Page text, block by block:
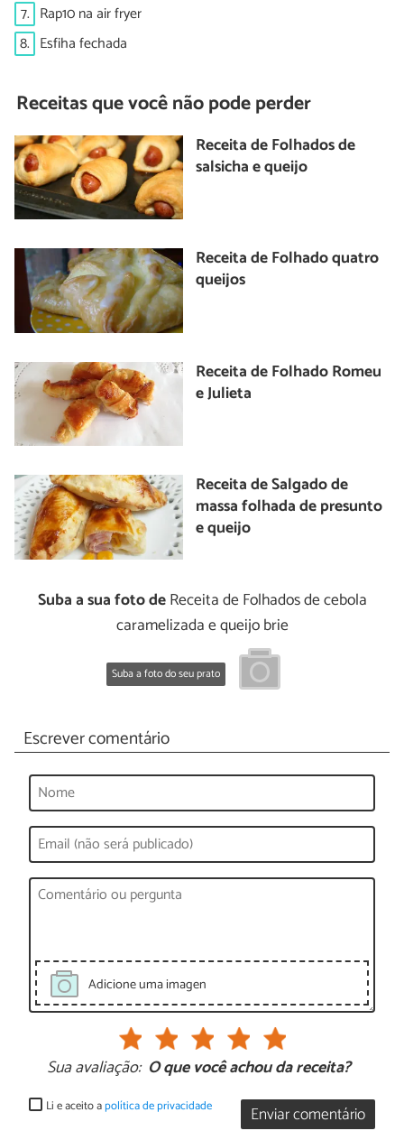
7. Rap10 na air fryer
8. Esfiha fechada
Receitas que você não pode perder
Receita de Folhados de
salsicha e queijo
Receita de Folhado quatro
queijos
Receita de Folhado Romeu
e Julieta
Receita de Salgado de
massa folhada de presunto
e queijo
Suba a sua foto deReceita de Folhados de cebola
caramelizada e queijo brie
Suba a foto do seu prato
Escrever comentário
Adicione uma imagen
Sua avaliação: O que você achou da receita?
Enviar comentário
Li e aceito apolítica de privacidade